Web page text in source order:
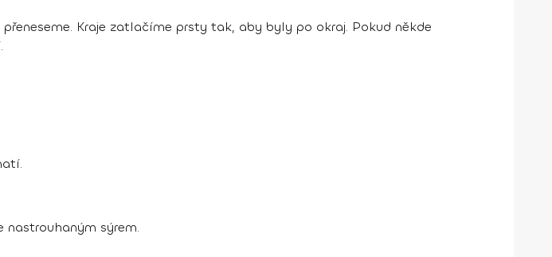
Kraje zatlačíme prsty tak, aby byly po okraj. Pokud někde
sýrem.